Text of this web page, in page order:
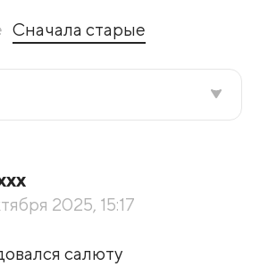
Сначала старые
все
2025, 15:17
салюту